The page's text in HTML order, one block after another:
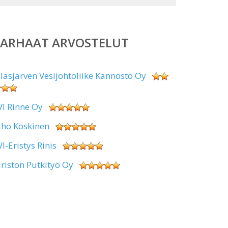
ARVOSTELUT
Vesijohtoliike Kannosto Oy
Rinne Oy
Koskinen
Eristys Rinis
Putkityö Oy